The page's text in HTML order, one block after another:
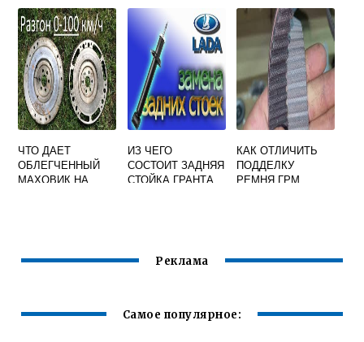
ПРИОРЕ
ЧТО ДАЕТ
ОБЛЕГЧЕННЫЙ
МАХОВИК НА
ИЗ ЧЕГО
СОСТОИТ ЗАДНЯЯ
СТОЙКА ГРАНТА
КАК ОТЛИЧИТЬ
ПОДДЕЛКУ
РЕМНЯ ГРМ
Реклама
Самое популярное: